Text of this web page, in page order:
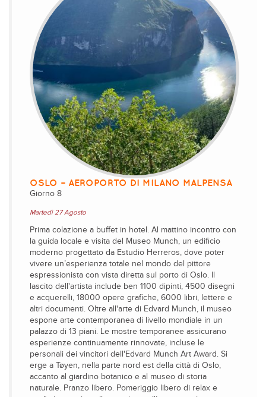
OSLO – AEROPORTO DI MILANO MALPENSA
Giorno 8
Martedì 27 Agosto
Prima colazione a buffet in hotel. Al mattino incontro con
la guida locale e visita del Museo Munch, un edificio
moderno progettato da Estudio Herreros, dove poter
vivere un’esperienza totale nel mondo del pittore
espressionista con vista diretta sul porto di Oslo. Il
lascito dell'artista include ben 1100 dipinti, 4500 disegni
e acquerelli, 18000 opere grafiche, 6000 libri, lettere e
altri documenti. Oltre all'arte di Edvard Munch, il museo
espone arte contemporanea di livello mondiale in un
palazzo di 13 piani. Le mostre temporanee assicurano
esperienze continuamente rinnovate, incluse le
personali dei vincitori dell'Edvard Munch Art Award. Si
erge a Tøyen, nella parte nord est della città di Oslo,
accanto al giardino botanico e al museo di storia
naturale. Pranzo libero. Pomeriggio libero di relax e